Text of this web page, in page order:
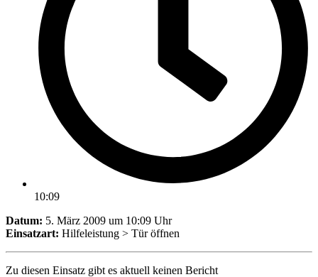
10:09
Datum: 5. März 2009 um 10:09 Uhr
Einsatzart: Hilfeleistung > Tür öffnen
Zu diesen Einsatz gibt es aktuell keinen Bericht